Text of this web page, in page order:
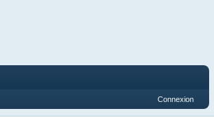
Connexion